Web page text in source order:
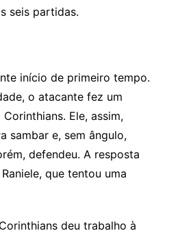
seis partidas.
início de primeiro tempo.
o atacante fez um
Ele, assim,
sambar e, sem ângulo,
defendeu. A resposta
que tentou uma
deu trabalho à